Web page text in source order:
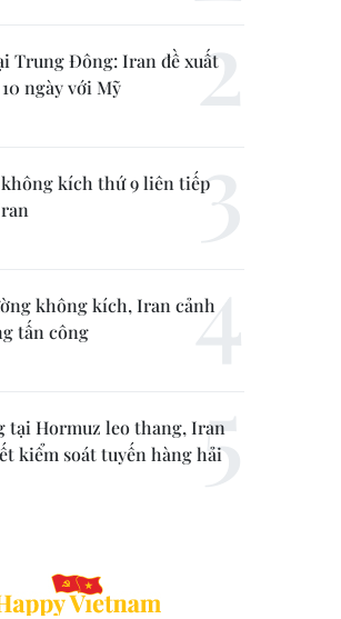
Trung Đông: Iran đề xuất
ngày với Mỹ
kích thứ 9 liên tiếp
không kích, Iran cảnh
tấn công
tại Hormuz leo thang, Iran
kiểm soát tuyến hàng hải